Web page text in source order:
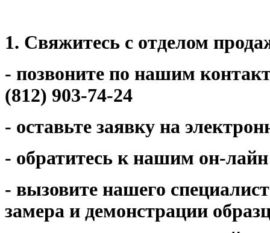
1. Свяжитесь с отделом
- позвоните по нашим
(812) 903-74-24
- оставьте заявку на
- обратитесь к нашим он-
- вызовите нашего
замера и демонстрации